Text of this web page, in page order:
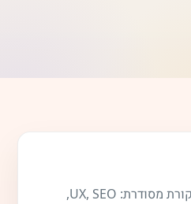
כשהאתר הקיים צריך ביקורת מסודרת: UX, SEO,